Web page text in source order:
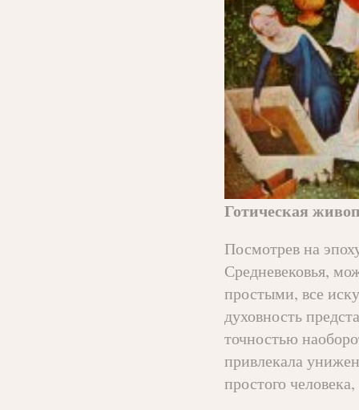
Готическая
Посмотрев на
Средневековья,
простыми, все
духовность
точностью
привлекала
простого